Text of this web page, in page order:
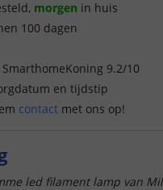
morgen in huis
100 dagen
9.2/10
en tijdstip
contact met ons op!
led filament lamp van